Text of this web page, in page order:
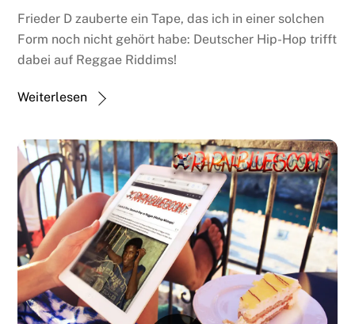
Frieder D zauberte ein Tape, das ich in einer solchen
Form noch nicht gehört habe: Deutscher Hip-Hop trifft
dabei auf Reggae Riddims!
Weiterlesen